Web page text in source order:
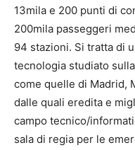
13mila e 200 punti di
200mila passeggeri
94 stazioni. Si tratta di
tecnologia studiato
come quelle di Madrid,
dalle quali eredita e
campo tecnico/
sala di regia per le